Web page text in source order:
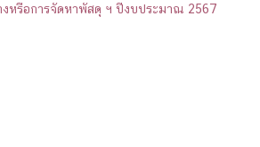
งหรือการจัดหาพัสดุ ฯ ปีงบประมาณ 2567